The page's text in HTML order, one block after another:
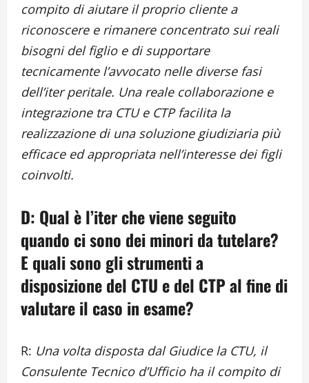
compito di aiutare il proprio cliente a
riconoscere e rimanere concentrato sui reali
bisogni del figlio e di supportare
tecnicamente l’avvocato nelle diverse fasi
dell’iter peritale. Una reale collaborazione e
integrazione tra CTU e CTP facilita la
realizzazione di una soluzione giudiziaria più
efficace ed appropriata nell’interesse dei figli
coinvolti.
D: Qual è l’iter che viene seguito
quando ci sono dei minori da tutelare?
E quali sono gli strumenti a
disposizione del CTU e del CTP al fine di
valutare il caso in esame?
R: Una volta disposta dal Giudice la CTU, il
Consulente Tecnico d’Ufficio ha il compito di